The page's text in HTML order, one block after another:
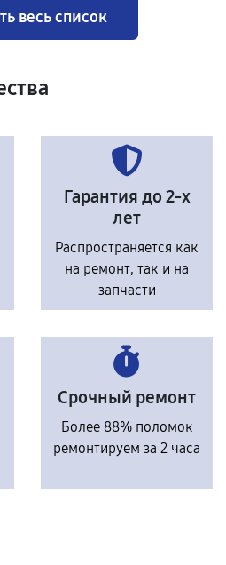
весь список
Гарантия до 2-х
лет
Распространяется как
на ремонт, так и на
запчасти
Срочный ремонт
Более 88% поломок
ремонтируем за 2 часа